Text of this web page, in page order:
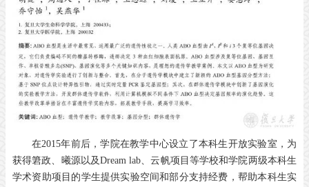
在2015年前后，学院在教学中心设立了本科生开放实验室，为
获得䇹政、曦源以及Dream lab、云帆项目等学校和学院两级本科生
学术资助项目的学生提供实验空间和部分支持经费，帮助本科生实